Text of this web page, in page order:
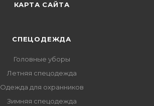
КАРТА САЙТА
СПЕЦОДЕЖДА
Головные уборы
Летняя спецодежда
Одежда для охранников
Зимняя спецодежда